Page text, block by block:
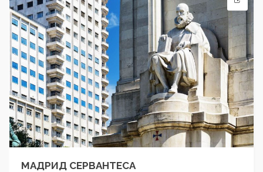
МАДРИД СЕРВАНТЕСА